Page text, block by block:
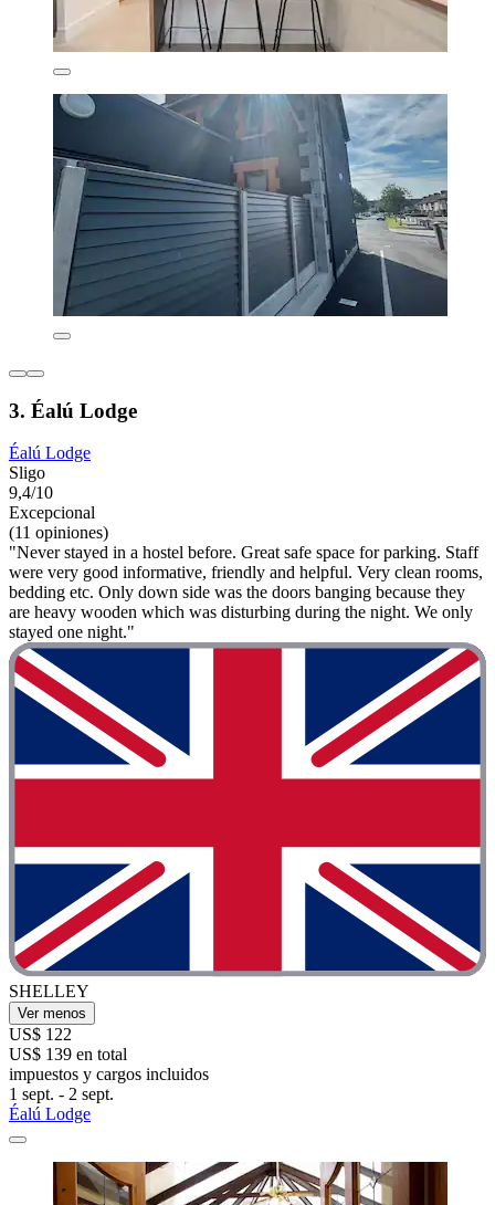
3. Éalú Lodge
Éalú Lodge
Sligo
9,4/10
Excepcional
(11 opiniones)
"Never stayed in a hostel before. Great safe space for parking. Staff
were very good informative, friendly and helpful. Very clean rooms,
bedding etc. Only down side was the doors banging because they
are heavy wooden which was disturbing during the night. We only
stayed one night."
SHELLEY
Ver menos
US$ 122
US$ 139 en total
impuestos y cargos incluidos
1 sept. - 2 sept.
Éalú Lodge